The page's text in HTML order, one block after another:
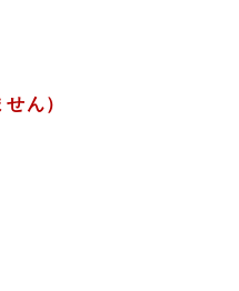
ん）